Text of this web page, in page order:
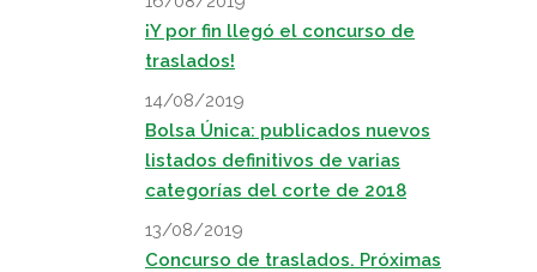
¡Y por fin llegó el concurso de
traslados!
14/08/2019
Bolsa Única: publicados nuevos
listados definitivos de varias
categorías del corte de 2018
13/08/2019
Concurso de traslados. Próximas